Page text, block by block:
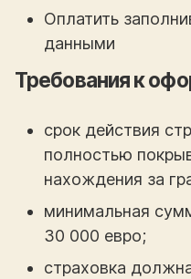
Оплатить
данными
Требования к
срок действия
полностью
нахождения за
минимальная
30 000 евро;
страховка